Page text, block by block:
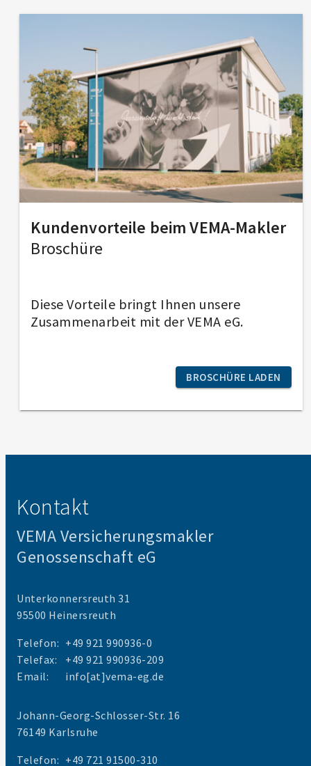
Kundenvorteile beim VEMA-Makler
Broschüre
Diese Vorteile bringt Ihnen unsere
Zusammenarbeit mit der VEMA eG.
BROSCHÜRE LADEN
Kontakt
VEMA Versicherungsmakler
Genossenschaft eG
Unterkonnersreuth 31
95500 Heinersreuth
Telefon: +49 921 990936-0
Telefax:
+49 921 990936-209
Email:
info[at]vema-eg.de
Johann-Georg-Schlosser-Str. 16
76149 Karlsruhe
Telefon: +49 721 91500-310